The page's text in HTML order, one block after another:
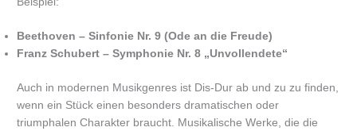
Beethoven – Sinfonie Nr. 9 (Ode an die Freude)
Franz Schubert – Symphonie Nr. 8 „Unvollendete“
Auch in modernen Musikgenres ist Dis-Dur ab und zu zu finden,
wenn ein Stück einen besonders dramatischen oder
triumphalen Charakter braucht. Musikalische Werke, die die